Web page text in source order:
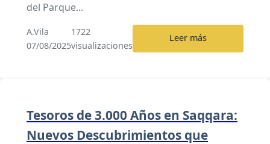
del Parque...
A.Vila
07/08/2025
1722
visualizaciones
Leer más
Tesoros de 3.000 Años en Saqqara:
Nuevos Descubrimientos que